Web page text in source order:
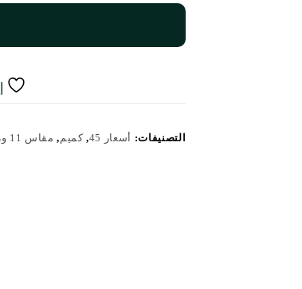
التصنيفات: أسعار 45 ,كميم , مقاس 11 وربع